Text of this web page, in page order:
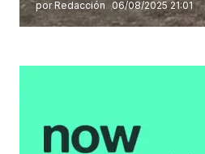
por Redacción 06/08/2025 21:01